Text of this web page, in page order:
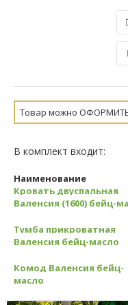
Товар можно
В комплект входит:
Наименование
Кровать двуспальная
Валенсия (1600) бейц-
Тумба прикроватная
Валенсия бейц-масло
Комод Валенсия бейц-
масло